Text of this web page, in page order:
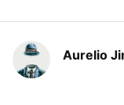
Aurelio